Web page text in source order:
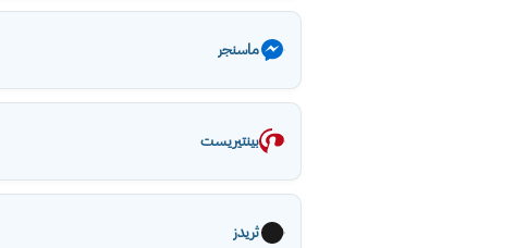
ماسنجر
بينتيريست
ثريدز